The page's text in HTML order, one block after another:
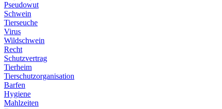
Pseudowut
Schwein
Tierseuche
Virus
Wildschwein
Recht
Schutzvertrag
Tierheim
Tierschutzorganisation
Barfen
Hygiene
Mahlzeiten